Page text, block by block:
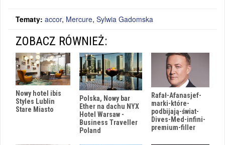
Tematy: accor, Mercure, Sylwia Gadomska
ZOBACZ RÓWNIEŻ:
Nowy hotel ibis
Styles Lublin
Stare Miasto
Polska, Nowy bar
Ether na dachu NYX
Hotel Warsaw -
Business Traveller
Poland
Rafał-Afanasjef-
marki-które-
podbijają-świat-
Dives-Med-infini-
premium-filler